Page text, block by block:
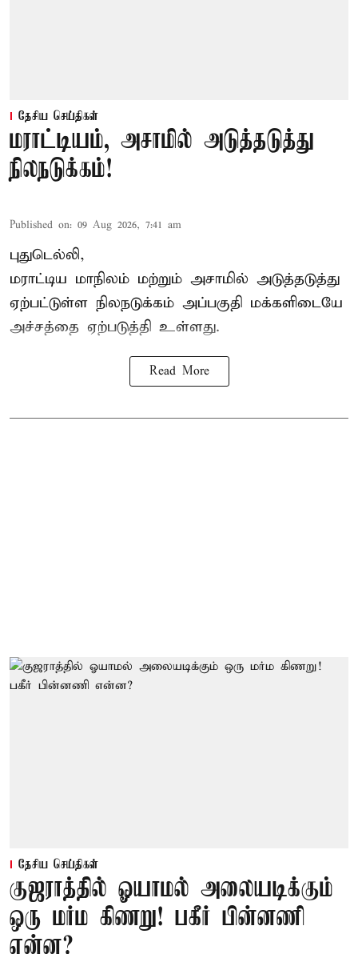
தேசிய செய்திகள்
மராட்டியம், அசாமில் அடுத்தடுத்து
நிலநடுக்கம்!
Published on: 09 Aug 2026, 7:41 am
புதுடெல்லி,
மராட்டிய மாநிலம் மற்றும் அசாமில் அடுத்தடுத்து
ஏற்பட்டுள்ள நிலநடுக்கம் அப்பகுதி மக்களிடையே
அச்சத்தை ஏற்படுத்தி உள்ளது.
Read More
தேசிய செய்திகள்
குஜராத்தில் ஓயாமல் அலையடிக்கும்
ஒரு மர்ம கிணறு! பகீர் பின்னணி
என்ன?